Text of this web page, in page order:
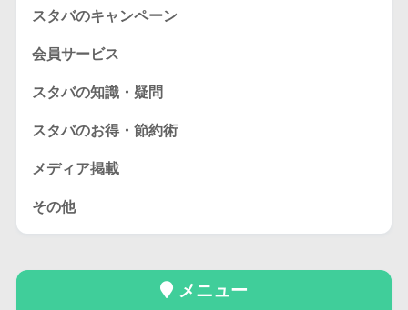
スタバのキャンペーン
会員サービス
スタバの知識・疑問
スタバのお得・節約術
メディア掲載
その他
メニュー